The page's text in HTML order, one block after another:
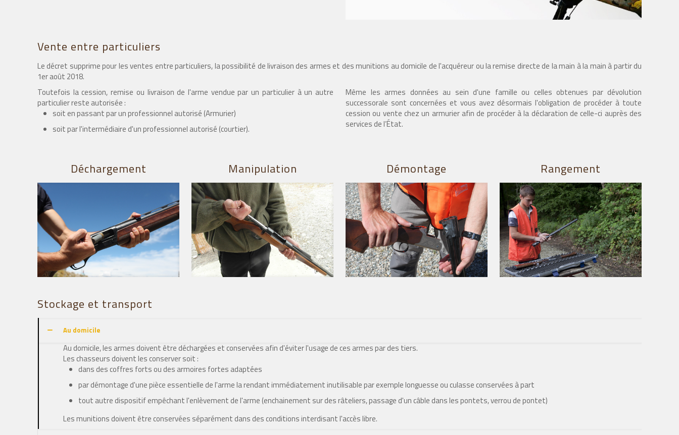
Vente entre particuliers
Le décret supprime pour les ventes entre particuliers, la possibilité de livraison des armes et des munitions au domicile de l'acquéreur ou la remise directe de la main à la main à partir du
1er août 2018.
Toutefois la cession, remise ou livraison de l'arme vendue par un particulier à un autre
particulier reste autorisée :
soit en passant par un professionnel autorisé (Armurier)
soit par l'intermédiaire d'un professionnel autorisé (courtier).
Même les armes données au sein d'une famille ou celles obtenues par dévolution
successorale sont concernées et vous avez désormais l'obligation de procéder à toute
cession ou vente chez un armurier afin de procéder à la déclaration de celle-ci auprès des
services de l’État.
Déchargement Manipulation Démontage Rangement
Stockage et transport
Au domicile
Au domicile, les armes doivent être déchargées et conservées afin d'éviter l'usage de ces armes par des tiers.
Les chasseurs doivent les conserver soit :
dans des coffres forts ou des armoires fortes adaptées
par démontage d'une pièce essentielle de l'arme la rendant immédiatement inutilisable par exemple longuesse ou culasse conservées à part
tout autre dispositif empêchant l'enlèvement de l'arme (enchainement sur des râteliers, passage d'un câble dans les pontets, verrou de pontet)
Les munitions doivent être conservées séparément dans des conditions interdisant l'accès libre.